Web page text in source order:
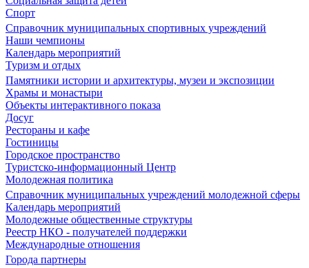
Спорт
Справочник муниципальных спортивных учреждений
Наши чемпионы
Календарь мероприятий
Туризм и отдых
Памятники истории и архитектуры, музеи и экспозиции
Храмы и монастыри
Объекты интерактивного показа
Досуг
Рестораны и кафе
Гостиницы
Городское пространство
Туристско-информационный Центр
Молодежная политика
Справочник муниципальных учреждений молодежной сферы
Календарь мероприятий
Молодежные общественные структуры
Реестр НКО - получателей поддержки
Международные отношения
Города партнеры